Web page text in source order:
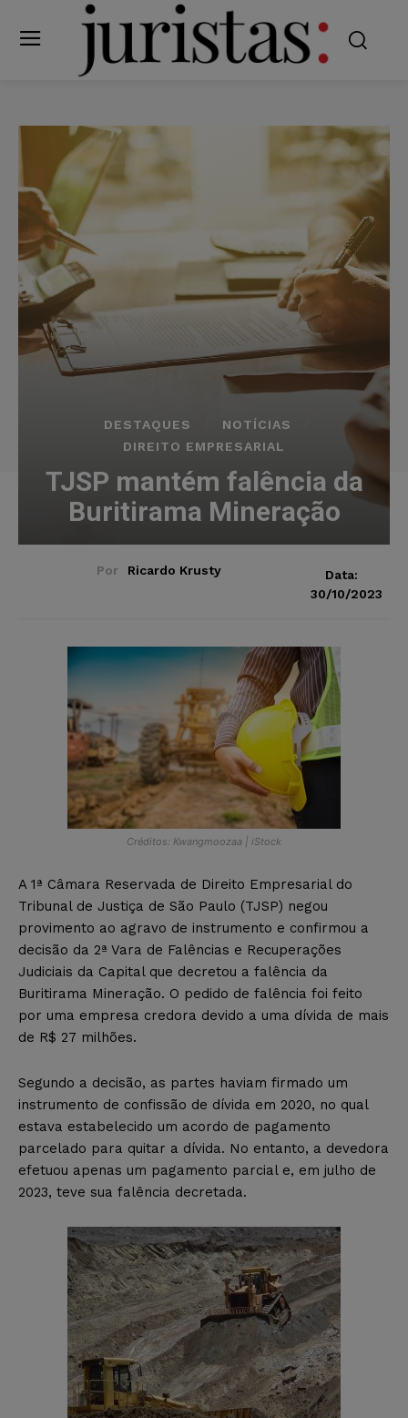
DESTAQUES
NOTÍCIAS
DIREITO EMPRESARIAL
TJSP mantém falência da
Buritirama Mineração
Por Ricardo Krusty
Data:
30/10/2023
Créditos: Kwangmoozaa | iStock
A 1ª Câmara Reservada de Direito Empresarial do
Tribunal de Justiça de São Paulo (TJSP) negou
provimento ao agravo de instrumento e confirmou a
decisão da 2ª Vara de Falências e Recuperações
Judiciais da Capital que decretou a falência da
Buritirama Mineração. O pedido de falência foi feito
por uma empresa credora devido a uma dívida de mais
de R$ 27 milhões.
Segundo a decisão, as partes haviam firmado um
instrumento de confissão de dívida em 2020, no qual
estava estabelecido um acordo de pagamento
parcelado para quitar a dívida. No entanto, a devedora
efetuou apenas um pagamento parcial e, em julho de
2023, teve sua falência decretada.